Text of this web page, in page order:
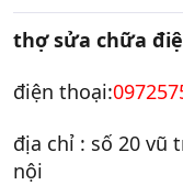
e
thợ sửa chữa
điện thoại:
địa chỉ : số 20 vũ
nội